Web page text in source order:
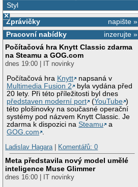
Styl
×
napište »
Zprávičky
inzerujte »
Pracovní nabídky
Počítačová hra Knytt Classic zdarma
na Steamu a GOG.com
dnes 19:00 | IT novinky
Počítačová hra Knytt
napsaná v
Multimedia Fusion 2
byla vydána před
20 lety. Při této příležitosti byl dnes
představen moderní port
(YouTube )
této plošinovky na současné operační
systémy pod názvem Knytt Classic. Je
zdarma k dispozici naSteamu
a
GOG.com
Ladislav Hagara| Komentářů: 0
Meta představila nový model umělé
inteligence Muse Glimmer
dnes 16:00 | IT novinky